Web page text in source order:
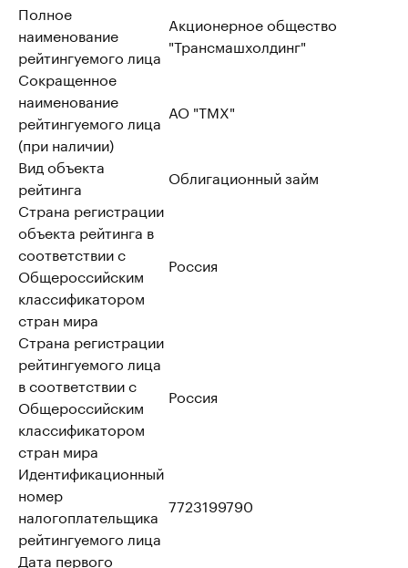
Полное
наименование
рейтингуемого лица
Акционерное общество
"Трансмашхолдинг"
Сокращенное
наименование
рейтингуемого лица
(при наличии)
АО "ТМХ"
Вид объекта
рейтинга
Облигационный займ
Страна регистрации
объекта рейтинга в
соответствии с
Общероссийским
классификатором
стран мира
Россия
Страна регистрации
рейтингуемого лица
в соответствии с
Общероссийским
классификатором
стран мира
Россия
Идентификационный
номер
налогоплательщика
рейтингуемого лица
7723199790
Дата первого